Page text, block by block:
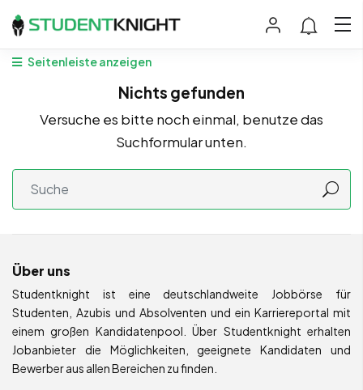
Seitenleiste anzeigen
Nichts gefunden
Versuche es bitte noch einmal, benutze das
Suchformular unten.
Über uns
Studentknight ist eine deutschlandweite Jobbörse für
Studenten, Azubis und Absolventen und ein Karriereportal mit
einem großen Kandidatenpool. Über Studentknight erhalten
Jobanbieter die Möglichkeiten, geeignete Kandidaten und
Bewerber aus allen Bereichen zu finden.